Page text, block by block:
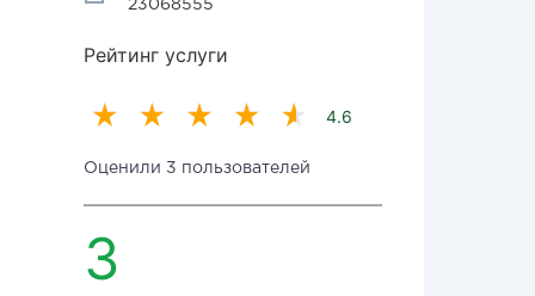
23068555
Рейтинг услуги
4.6
Оценили 3 пользователей
3